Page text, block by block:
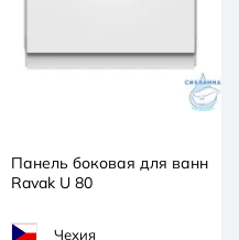
Панель боковая для ванн
Ravak U 80
Чехия